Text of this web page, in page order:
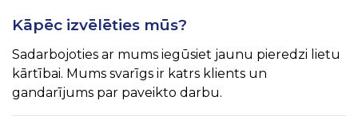
Kāpēc izvēlēties mūs?
Sadarbojoties ar mums iegūsiet jaunu pieredzi lietu
kārtībai. Mums svarīgs ir katrs klients un
gandarījums par paveikto darbu.